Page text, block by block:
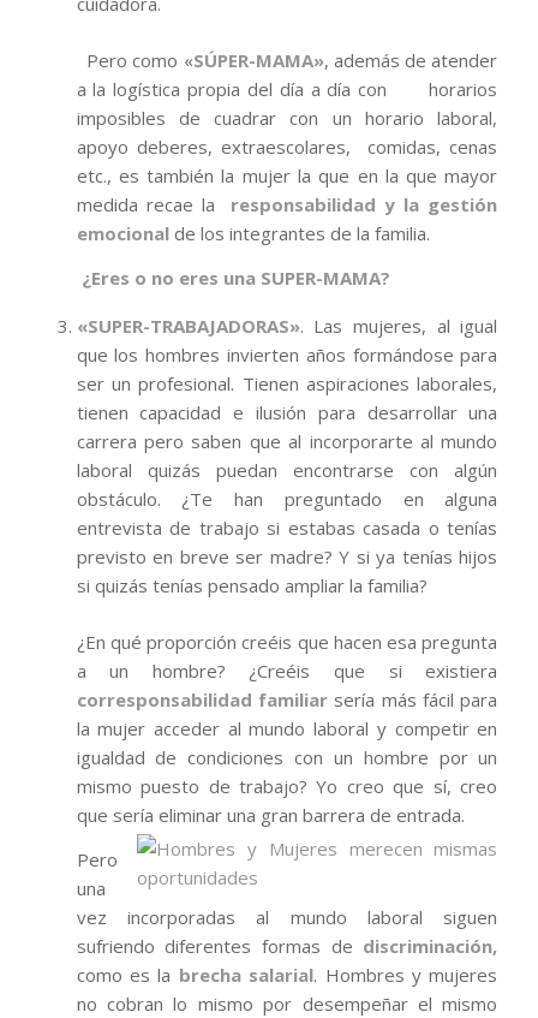
Pero como «SÚPER-MAMA», además de atender
a la logística propia del día a día con horarios
imposibles de cuadrar con un horario laboral,
apoyo deberes, extraescolares, comidas, cenas
etc., es también la mujer la que en la que mayor
medida recae la responsabilidad y la gestión
emocionalde los integrantes de la familia.
¿Eres o no eres una SUPER-MAMA?
«SUPER-TRABAJADORAS». Las mujeres, al igual
que los hombres invierten años formándose para
ser un profesional. Tienen aspiraciones laborales,
tienen capacidad e ilusión para desarrollar una
carrera pero saben que al incorporarte al mundo
laboral quizás puedan encontrarse con algún
obstáculo. ¿Te han preguntado en alguna
entrevista de trabajo si estabas casada o tenías
previsto en breve ser madre? Y si ya tenías hijos
si quizás tenías pensado ampliar la familia?
¿En qué proporción creéis que hacen esa pregunta
a un hombre? ¿Creéis que si existiera
corresponsabilidad familiarsería más fácil para
la mujer acceder al mundo laboral y competir en
igualdad de condiciones con un hombre por un
mismo puesto de trabajo? Yo creo que sí, creo
que sería eliminar una gran barrera de entrada.
Pero
una
vez incorporadas al mundo laboral siguen
sufriendo diferentes formas de discriminación,
como es la brecha salarial. Hombres y mujeres
no cobran lo mismo por desempeñar el mismo